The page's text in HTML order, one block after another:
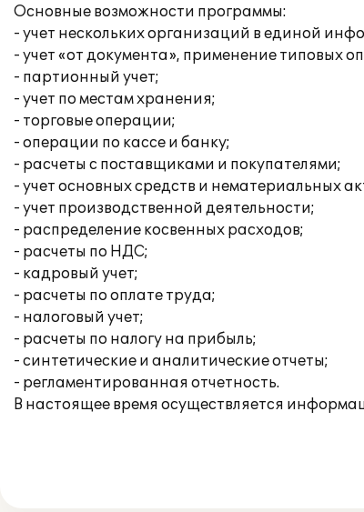
Основные возможности программы:
- учет нескольких организаций в единой
- учет «от документа», применение типовых
- партионный учет;
- учет по местам хранения;
- торговые операции;
- операции по кассе и банку;
- расчеты с поставщиками и покупателями;
- учет основных средств и нематериальных
- учет производственной деятельности;
- распределение косвенных расходов;
- расчеты по НДС;
- кадровый учет;
- расчеты по оплате труда;
- налоговый учет;
- расчеты по налогу на прибыль;
- синтетические и аналитические отчеты;
- регламентированная отчетность.
В настоящее время осуществляется